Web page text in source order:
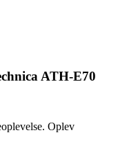
ATH-E70
Oplev